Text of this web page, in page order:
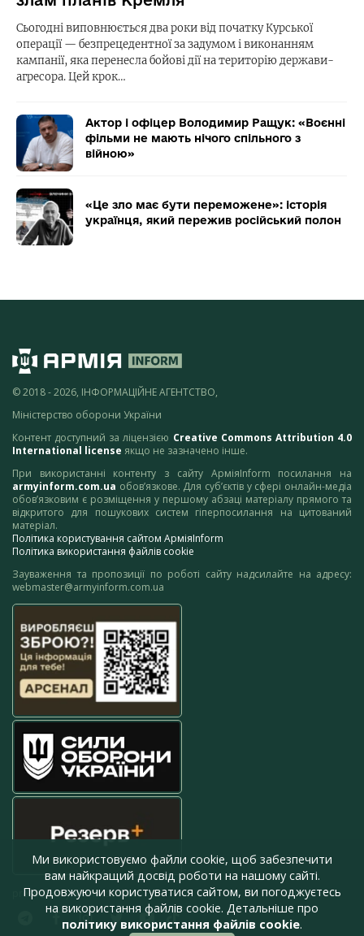
Сьогодні виповнюється два роки від початку Курської
операції — безпрецедентної за задумом і виконанням
кампанії, яка перенесла бойові дії на територію держави-
агресора. Цей крок…
Актор і офіцер Володимир Ращук: «Воєнні
фільми не мають нічого спільного з
війною»
«Це зло має бути переможене»: історія
українця, який пережив російський полон
© 2018 - 2026, ІНФОРМАЦІЙНЕ АГЕНТСТВО,
Міністерство оборони України
Контент доступний за ліцензією Creative Commons Attribution 4.0
International license якщо не зазначено інше.
При використанні контенту з сайту АрміяInform посилання на
armyinform.com.ua обов’язкове. Для суб’єктів у сфері онлайн-медіа
обов’язковим є розміщення у першому абзаці матеріалу прямого та
відкритого для пошукових систем гіперпосилання на цитований
матеріал.
Політика користування сайтом АрміяInform
Політика використання файлів cookie
Зауваження та пропозиції по роботі сайту надсилайте на адресу:
webmaster@armyinform.com.ua
press@armyinform.com.ua
Ми використовуємо файли cookie, щоб забезпечити
вам найкращий досвід роботи на нашому сайті.
Продовжуючи користуватися сайтом, ви погоджуєтесь
на використання файлів cookie. Детальніше про
політику використання файлів cookie.